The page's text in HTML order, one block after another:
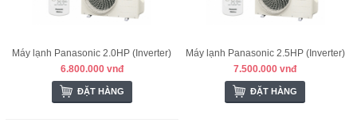
Máy lạnh Panasonic 2.0HP (Inverter)
6.800.000 vnđ
ĐẶT HÀNG
Máy lạnh Panasonic 2.5HP (Inverter)
7.500.000 vnđ
ĐẶT HÀNG